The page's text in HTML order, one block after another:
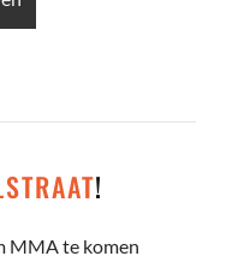
!
MMA te komen